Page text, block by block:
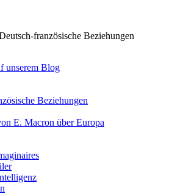
französische Beziehungen
unserem Blog
Beziehungen
E. Macron über Europa